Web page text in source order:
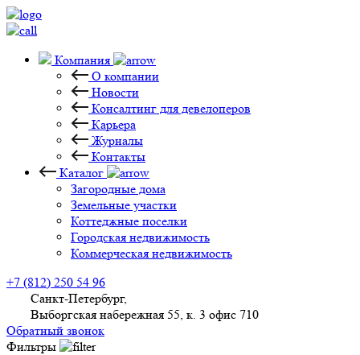
Компания
О компании
Новости
Консалтинг для девелоперов
Карьера
Журналы
Контакты
Каталог
Загородные дома
Земельные участки
Коттеджные поселки
Городская недвижимость
Коммерческая недвижимость
+7 (812) 250 54 96
Санкт-Петербург,
Выборгская набережная 55, к. 3 офис 710
Обратный звонок
Фильтры